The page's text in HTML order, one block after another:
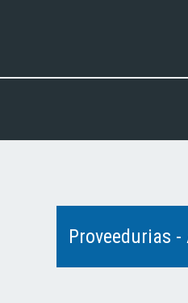
Proveedurias